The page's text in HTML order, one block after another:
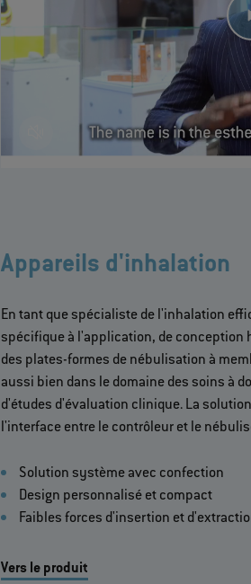
>
Appareils d'inhalation
En tant que spécialiste de l'inhalation
spécifique à l'application, de conception
des plates-formes de nébulisation à
aussi bien dans le domaine des soins à
d'études d'évaluation clinique. La
l'interface entre le contrôleur et le
Solution système avec confection
Design personnalisé et compact
Faibles forces d'insertion et
Vers le produit